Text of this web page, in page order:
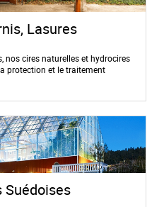
Lasures
nos cires naturelles et hydrocires
protection et le traitement
Suédoises